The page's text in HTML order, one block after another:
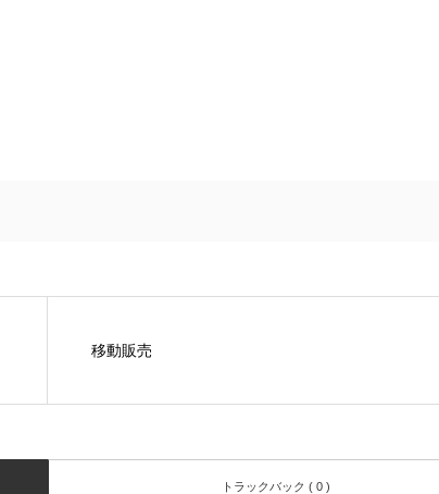
移動販売
トラックバック ( 0 )